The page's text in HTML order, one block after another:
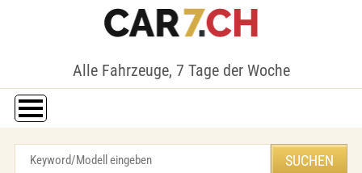
Alle Fahrzeuge, 7 Tage der Woche